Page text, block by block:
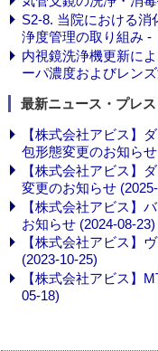
S2-8. 当院における
浄度管理の取り組み -
内視鏡洗浄機更新に
ーパ濃度およびレン
最新ニュース・プレ
【株式会社アビス】
包形態変更のお知ら
【株式会社アビス】
変更のお知らせ
【株式会社アビス】
お知らせ (2024-08-23)
【株式会社アビス】
(2023-10-25)
【株式会社アビス】
05-18)